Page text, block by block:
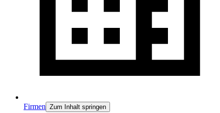
Firmen Zum Inhalt springen